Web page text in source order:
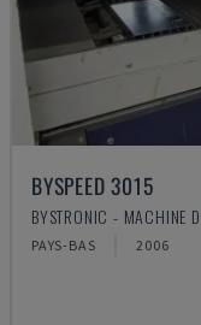
BYSPEED 3015
BYSTRONIC - MACHINE
PAYS-BAS 2006